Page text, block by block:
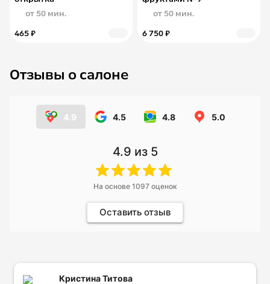
от 50 мин.
465 ₽
от 50 мин.
6 750 ₽
Отзывы о салоне
4.9 4.5 4.8 5.0
4.9 из 5
На основе 1097оценок
Оставить отзыв
Кристина Титова